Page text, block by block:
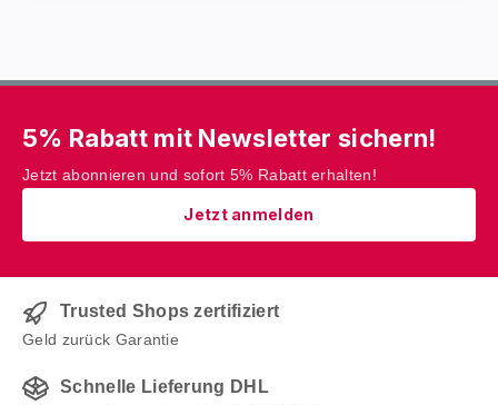
5% Rabatt mit Newsletter sichern!
Jetzt abonnieren und sofort 5% Rabatt erhalten!
Jetzt anmelden
Trusted Shops zertifiziert
Geld zurück Garantie
Schnelle Lieferung DHL